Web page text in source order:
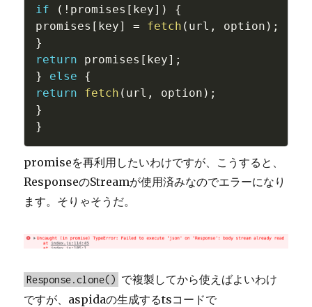
if
( ! promises [ key] )
{
promises [ key] = fetch ( url , option ) ;
}
return promises [ key] ;
}
else
{
return
fetch ( url , option ) ;
}
}
promiseを再利用したいわけですが、こうすると、
ResponseのStreamが使用済みなのでエラーになり
ます。そりゃそうだ。
Response.clone() で複製してから使えばよいわけ
ですが、aspidaの生成するtsコードで